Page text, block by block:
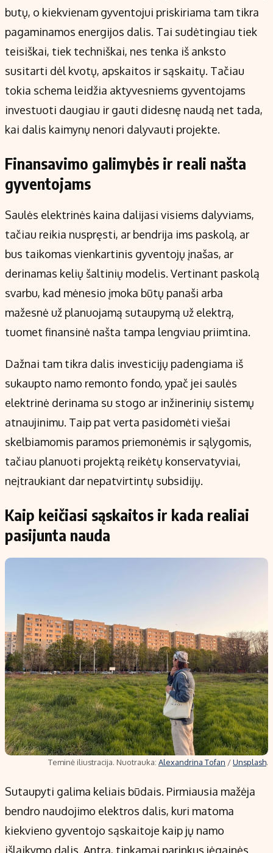
butų, o kiekvienam gyventojui priskiriama tam tikra
pagaminamos energijos dalis. Tai sudėtingiau tiek
teisiškai, tiek techniškai, nes tenka iš anksto
susitarti dėl kvotų, apskaitos ir sąskaitų. Tačiau
tokia schema leidžia aktyvesniems gyventojams
investuoti daugiau ir gauti didesnę naudą net tada,
kai dalis kaimynų nenori dalyvauti projekte.
Finansavimo galimybės ir reali našta
gyventojams
Saulės elektrinės kaina dalijasi visiems dalyviams,
tačiau reikia nuspręsti, ar bendrija ims paskolą, ar
bus taikomas vienkartinis gyventojų įnašas, ar
derinamas kelių šaltinių modelis. Vertinant paskolą
svarbu, kad mėnesio įmoka būtų panaši arba
mažesnė už planuojamą sutaupymą už elektrą,
tuomet finansinė našta tampa lengviau priimtina.
Dažnai tam tikra dalis investicijų padengiama iš
sukaupto namo remonto fondo, ypač jei saulės
elektrinė derinama su stogo ar inžinerinių sistemų
atnaujinimu. Taip pat verta pasidomėti viešai
skelbiamomis paramos priemonėmis ir sąlygomis,
tačiau planuoti projektą reikėtų konservatyviai,
neįtraukiant dar nepatvirtintų subsidijų.
Kaip keičiasi sąskaitos ir kada realiai
pasijunta nauda
Teminė iliustracija. Nuotrauka: Alexandrina Tofan /Unsplash.
Sutaupyti galima keliais būdais. Pirmiausia mažėja
bendro naudojimo elektros dalis, kuri matoma
kiekvieno gyventojo sąskaitoje kaip jų namo
išlaikymo dalis. Antra, tinkamai parinkus jėgainės